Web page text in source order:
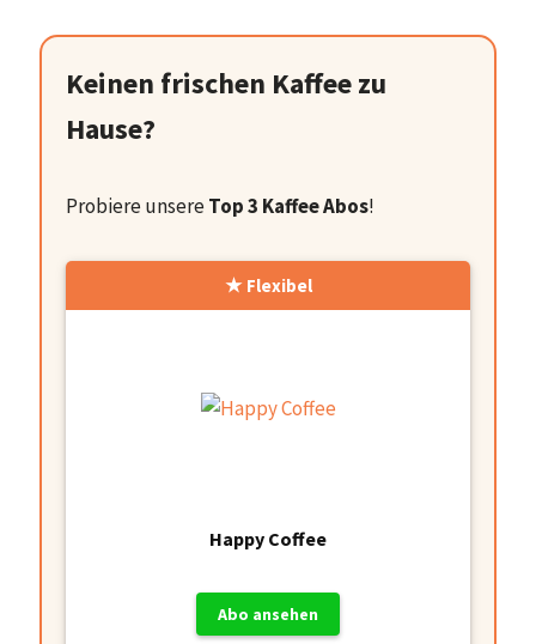
Keinen frischen Kaffee zu
Hause?
Probiere unsereTop 3 Kaffee Abos!
Flexibel
Happy Coffee
Abo ansehen